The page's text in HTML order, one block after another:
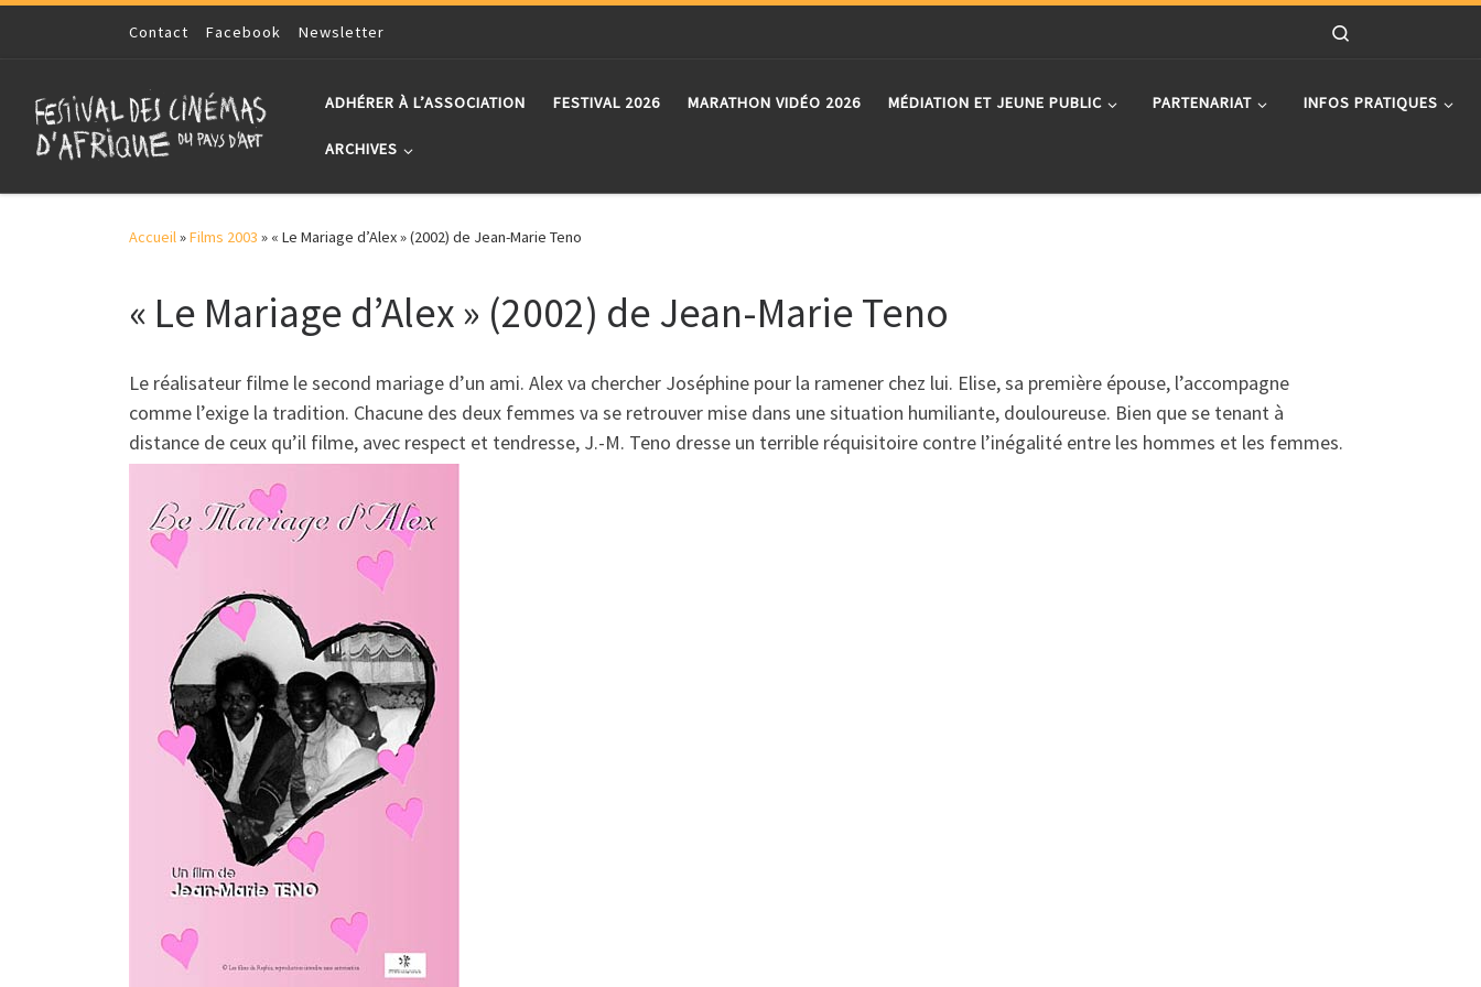
Skip to contentContact Facebook Newsletter
ADHÉRER À L’ASSOCIATION FESTIVAL 2026 MARATHON VIDÉO 2026 MÉDIATION ET JEUNE PUBLIC PARTENARIAT INFOS PRATIQUES
ARCHIVES
Accueil»Films 2003 » « Le Mariage d’Alex » (2002) de Jean-Marie Teno
« Le Mariage d’Alex » (2002) de Jean-Marie Teno
Le réalisateur filme le second mariage d’un ami. Alex va chercher Joséphine pour la ramener chez lui. Elise, sa première épouse, l’accompagne
comme l’exige la tradition. Chacune des deux femmes va se retrouver mise dans une situation humiliante, douloureuse. Bien que se tenant à
distance de ceux qu’il filme, avec respect et tendresse, J.-M. Teno dresse un terrible réquisitoire contre l’inégalité entre les hommes et les femmes.